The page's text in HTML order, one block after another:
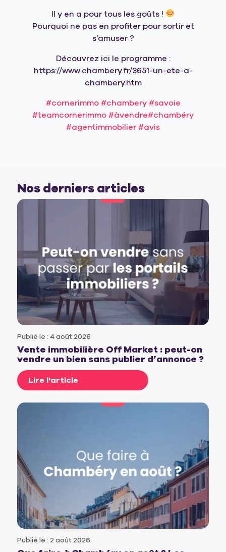
Il y en a pour tous les goûts !
Pourquoi ne pas en profiter pour sortir et
s’amuser ?
Découvrez ici le programme :
https://www.chambery.fr/3651-un-ete-a-
chambery.htm
#cornerimmo #chambery #savoie
#teamcornerimmo#àvendre#chambéry
#agentimmobilier#avis
Nos derniers articles
Publié le : 4 août 2026
Vente immobilière Off Market : peut-on
vendre un bien sans publier d’annonce ?
Lire l'article
Publié le : 2 août 2026